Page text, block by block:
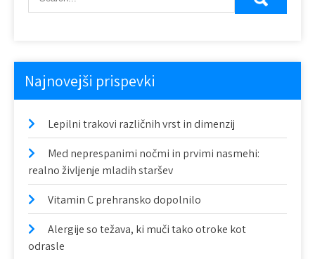
c
i Najnovejši prispevki
Lepilni trakovi različnih vrst in dimenzij
Med neprespanimi nočmi in prvimi nasmehi:
realno življenje mladih staršev
Vitamin C prehransko dopolnilo
Alergije so težava, ki muči tako otroke kot
odrasle